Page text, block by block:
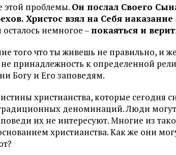
проблемы. Он послал Своего
Христос взял на Себя наказание
немногое – покаяться и
того что ты живешь не правильно, и
принадлежность к определенной
Богу и Его заповедям.
христианства, которые сегодня
деноминаций. Люди могут
их не интересуют. Многие из
христианства. Как же они